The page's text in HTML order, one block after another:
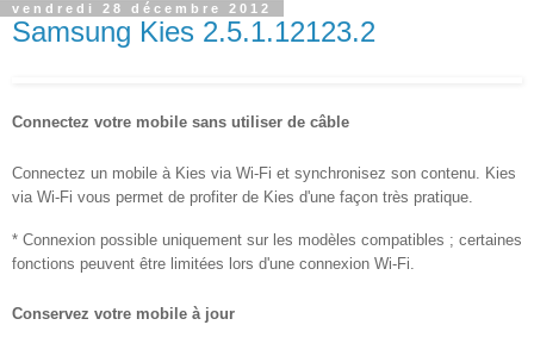
vendredi 28 décembre 2012
Samsung Kies 2.5.1.12123.2
Connectez votre mobile sans utiliser de câble
Connectez un mobile à Kies via Wi-Fi et synchronisez son contenu. Kies
via Wi-Fi vous permet de profiter de Kies d'une façon très pratique.
* Connexion possible uniquement sur les modèles compatibles ; certaines
fonctions peuvent être limitées lors d'une connexion Wi-Fi.
Conservez votre mobile à jour